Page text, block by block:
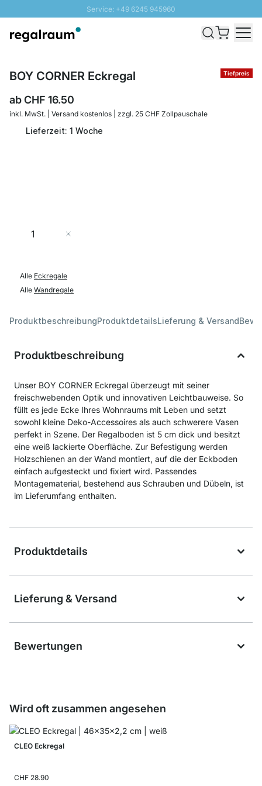
Service: +49 6245 945960
Versand & Zoll gratis ab 300 CHF
Tiefpreis
BOY CORNER Eckregal
abCHF 16.50
inkl. MwSt. | Versand kostenlos | zzgl. 25 CHF Zollpauschale
Lieferzeit: 1 Woche
Menge
Alle Eckregale
Alle Wandregale
ProduktbeschreibungProduktdetailsLieferung & Versand
Produktbeschreibung
Unser BOY CORNER Eckregal überzeugt mit seiner
freischwebenden Optik und innovativen Leichtbauweise. So
füllt es jede Ecke Ihres Wohnraums mit Leben und setzt
sowohl kleine Deko-Accessoires als auch schwerere Vasen
perfekt in Szene. Der Regalboden ist 5 cm dick und besitzt
eine weiß lackierte Oberfläche. Zur Befestigung werden
Holzschienen an der Wand montiert, auf die der Eckboden
einfach aufgesteckt und fixiert wird. Passendes
Montagematerial, bestehend aus Schrauben und Dübeln, ist
im Lieferumfang enthalten.
Produktdetails
Lieferung & Versand
Bewertungen
Wird oft zusammen angesehen
CLEO Eckregal
CHF 28.90